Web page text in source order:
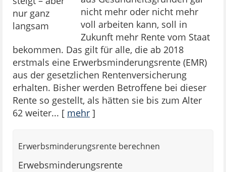
nicht mehr oder nicht mehr
voll arbeiten kann, soll in
Zukunft mehr Rente vom Staat
bekommen. Das gilt für alle, die ab 2018
erstmals eine Erwerbsminderungsrente (EMR)
aus der gesetzlichen Rentenversicherung
erhalten. Bisher werden Betroffene bei dieser
Rente so gestellt, als hätten sie bis zum Alter
62 weiter... [ mehr ]
Erwerbsminderungsrente berechnen
Erwebsminderungsrente